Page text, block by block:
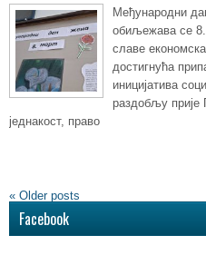
Међународни
обиљежава се 8.
славе
достигнућа
иницијатива
раздобљу прије
једнакост, право
« Older posts
Facebook